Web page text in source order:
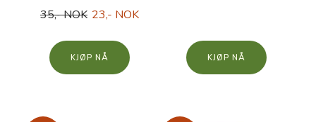
35,- NOK 23,- NOK
KJØP KJØP